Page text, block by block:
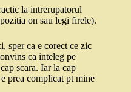
la intrerupatorul
on sau legi firele).
sper ca e corect ce zic
ca inteleg pe
scara. Iar la cap
prea complicat pt mine